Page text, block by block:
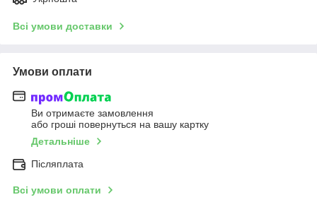
Всі умови доставки
Умови оплати
Ви отримаєте замовлення
або гроші повернуться на вашу картку
Детальніше
Післяплата
Всі умови оплати